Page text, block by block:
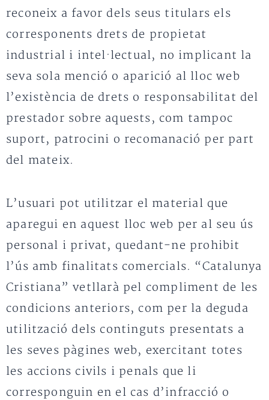
reconeix a favor dels seus titulars els
corresponents drets de propietat
industrial i intel·lectual, no implicant la
seva sola menció o aparició al lloc web
l’existència de drets o responsabilitat del
prestador sobre aquests, com tampoc
suport, patrocini o recomanació per part
del mateix.
L’usuari pot utilitzar el material que
aparegui en aquest lloc web per al seu ús
personal i privat, quedant-ne prohibit
l’ús amb finalitats comercials. “Catalunya
Cristiana” vetllarà pel compliment de les
condicions anteriors, com per la deguda
utilització dels continguts presentats a
les seves pàgines web, exercitant totes
les accions civils i penals que li
corresponguin en el cas d’infracció o